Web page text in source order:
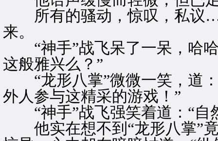
所有的骚动，惊叹，私议
来。
“神手”战飞呆了一呆，哈哈
这般雅兴么？”
“龙形八掌”微微一笑，道：
外人参与这精采的游戏！”
“神手”战飞强笑着道：“
他实在想不到“龙形八掌”竟